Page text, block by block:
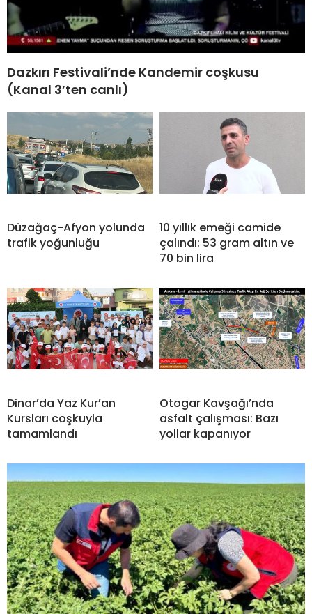
Dazkırı Festivali’nde Kandemir coşkusu
(Kanal 3’ten canlı)
Düzağaç-Afyon yolunda
trafik yoğunluğu
10 yıllık emeği camide
çalındı: 53 gram altın ve
70 bin lira
Dinar’da Yaz Kur’an
Kursları coşkuyla
tamamlandı
Otogar Kavşağı’nda
asfalt çalışması: Bazı
yollar kapanıyor